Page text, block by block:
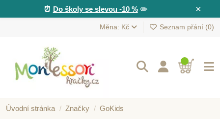
×
⏰ Do školy se slevou -10 %✏️
Měna: Kč Seznam přání (0)
Úvodní stránka Značky GoKids